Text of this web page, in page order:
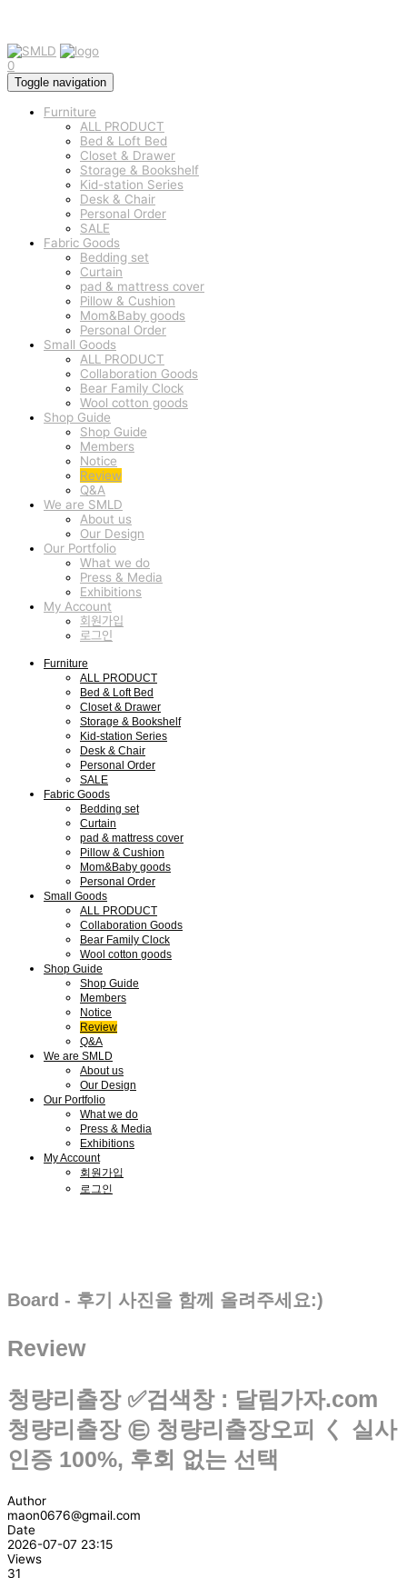
0
Toggle navigation
Furniture
ALL PRODUCT
Bed & Loft Bed
Closet & Drawer
Storage & Bookshelf
Kid-station Series
Desk & Chair
Personal Order
SALE
Fabric Goods
Bedding set
Curtain
pad & mattress cover
Pillow & Cushion
Mom&Baby goods
Personal Order
Small Goods
ALL PRODUCT
Collaboration Goods
Bear Family Clock
Wool cotton goods
Shop Guide
Shop Guide
Members
Notice
Review
Q&A
We are SMLD
About us
Our Design
Our Portfolio
What we do
Press & Media
Exhibitions
My Account
회원가입
로그인
Furniture
ALL PRODUCT
Bed & Loft Bed
Closet & Drawer
Storage & Bookshelf
Kid-station Series
Desk & Chair
Personal Order
SALE
Fabric Goods
Bedding set
Curtain
pad & mattress cover
Pillow & Cushion
Mom&Baby goods
Personal Order
Small Goods
ALL PRODUCT
Collaboration Goods
Bear Family Clock
Wool cotton goods
Shop Guide
Shop Guide
Members
Notice
Review
Q&A
We are SMLD
About us
Our Design
Our Portfolio
What we do
Press & Media
Exhibitions
My Account
회원가입
로그인
Board - 후기 사진을 함께 올려주세요:)
Review
청량리출장 ✅검색창 : 달림가자.com
청량리출장 ㉫ 청량리출장오피 く 실사
인증 100%, 후회 없는 선택
Author
maon0676@gmail.com
Date
2026-07-07 23:15
Views
31